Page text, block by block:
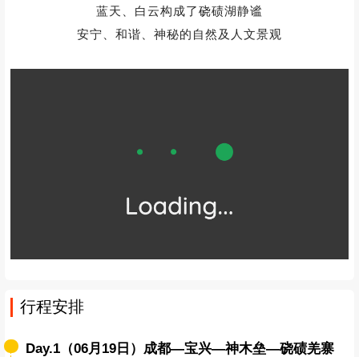
蓝天、白云构成了硗碛湖静谧
安宁、和谐、神秘的自然及人文景观
行程安排
Day.1（06月19日）成都—宝兴—神木垒—硗碛羌寨